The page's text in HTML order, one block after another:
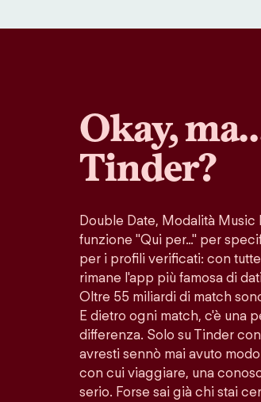
Okay,
Tinder?
Double Date, Modalità
funzione "Qui per…" per
per i profili verificati: con
rimane l'app più famosa di
Oltre 55 miliardi di match
E dietro ogni match, c'è una
differenza. Solo su Tinder
avresti sennò mai avuto
con cui viaggiare, una
serio. Forse sai già chi stai